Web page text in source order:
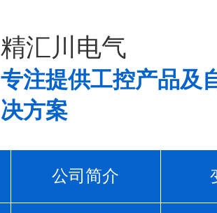
精汇川电气
专注提供工控产品及
决方案
公司简介